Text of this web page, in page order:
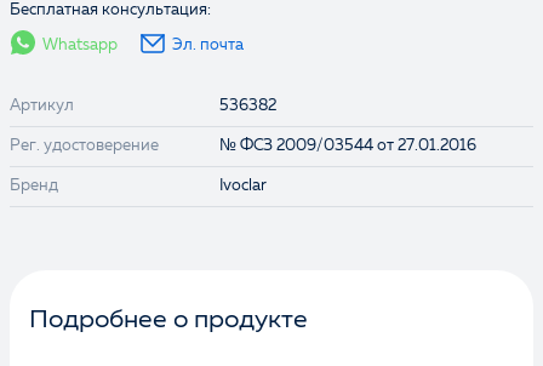
Бесплатная консультация:
Whatsapp Эл. почта
Артикул 536382
Рег. удостоверение № ФСЗ 2009/03544 от 27.01.2016
Бренд Ivoclar
Подробнее о продукте